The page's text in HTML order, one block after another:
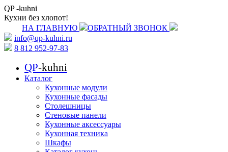
QP -kuhni
Кухни без хлопот!
ОБРАТНЫЙ ЗВОНОК
НА ГЛАВНУЮ
info@qp-kuhni.ru
8 812 952-97-83
QP-kuhni
Каталог
Кухонные модули
Кухонные фасады
Столешницы
Стеновые панели
Кухонные аксессуары
Кухонная техника
Шкафы